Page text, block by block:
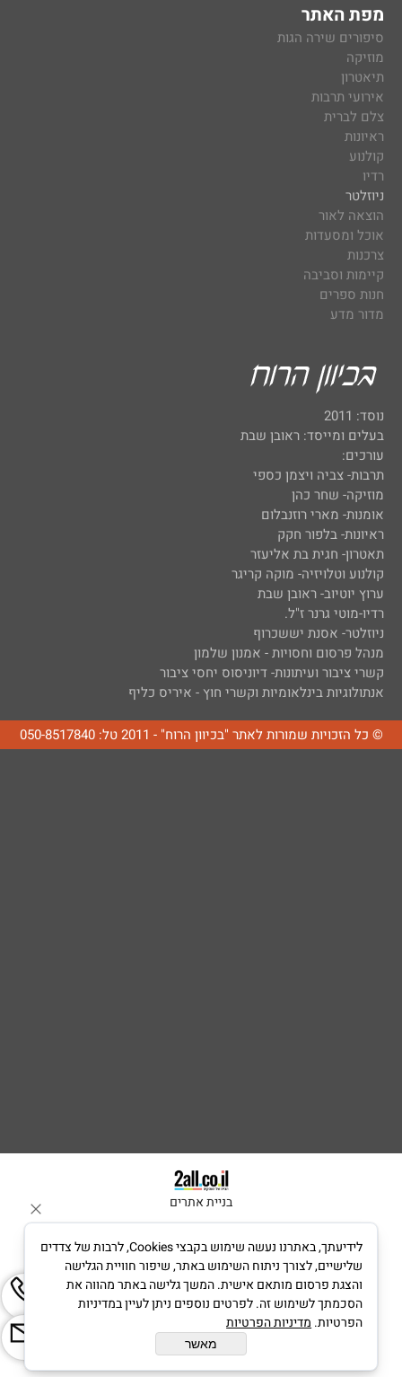
מפת האתר
סיפורים שירה הגות
מוזיקה
תיאטרון
אירועי תרבות
צלם לברית
ראיונות
קולנוע
רדיו
ניוזלטר
הוצאה לאור
אוכל ומסעדות
צרכנות
קיימות וסביבה
חנות ספרים
מדור מדע
נוסד: 2011
בעלים ומייסד: ראובן שבת
עורכים:
תרבות- צביה ויצמן כספי
מוזיקה- שחר כהן
אומנות- מארי רוזנבלום
ראיונות- בלפור חקק
תאטרון- חגית בת אליעזר
קולנוע וטלויזיה- מוקה קריגר
ערוץ יוטיוב- ראובן שבת
רדיו-מוטי גרנר ז"ל.
ניוזלטר- אסנת יששכרוף
מנהל פרסום וחסויות - אמנון שלמון
קשרי ציבור ועיתונות- דיוניסוס יחסי ציבור
אנתולוגיות בינלאומיות וקשרי חוץ - איריס כליף
© כל הזכויות שמורות לאתר "בכיוון הרוח" - 2011 טל: 050-8517840
בניית אתרים
לידיעתך, באתרנו נעשה שימוש בקבצי Cookies, לרבות של צדדים
שלישיים, לצורך ניתוח השימוש באתר, שיפור חוויית הגלישה
והצגת פרסום מותאם אישית. המשך גלישה באתר מהווה את
הסכמתך לשימוש זה. לפרטים נוספים ניתן לעיין במדיניות
הפרטיות. מדיניות הפרטיות
מאשר